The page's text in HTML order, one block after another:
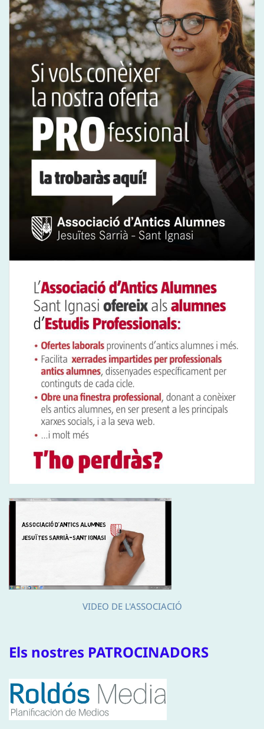
VIDEO DE L'ASSOCIACIÓ
Els nostres PATROCINADORS